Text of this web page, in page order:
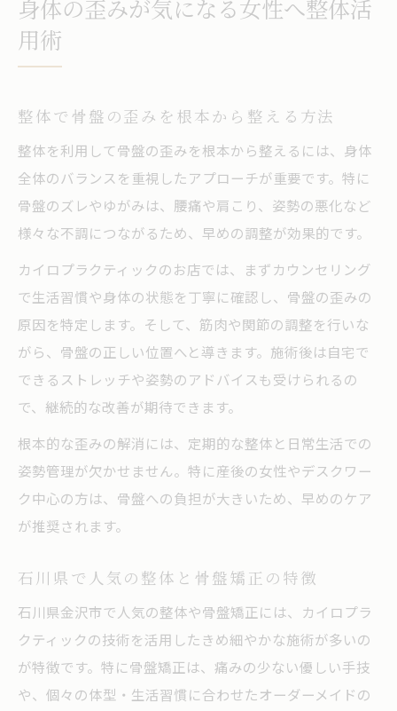
骨盤矯正は整体とセルフケアの組み合わせ
整体の骨盤矯正で美しい姿勢と健康習慣を
手に入れる
骨盤矯正が美容やダイエットに効果的な理
由
整体とカイロプラクティックの違いと選び
方
整体骨盤ケアで身体の歪みを改善するコツ
整体と骨盤矯正で若々しさを保つポイント
産後ケアに整体が選ばれる理由とは
産後の骨盤ケアに整体が推奨されるわけ
整体による産後骨盤矯正の方法と効果
石川県で整体を選ぶときの産後ケアポイン
ト
整体とストレッチで産後の身体を整える秘
訣
理由
整体で骨盤を整えるメリット徹底解説
身体の歪みが気になる女性へ整体活
用術
整体で骨盤の歪みを根本から整える方法
整体を利用して骨盤の歪みを根本から整えるには、身体
全体のバランスを重視したアプローチが重要です。特に
骨盤のズレやゆがみは、腰痛や肩こり、姿勢の悪化など
様々な不調につながるため、早めの調整が効果的です。
カイロプラクティックのお店では、まずカウンセリング
で生活習慣や身体の状態を丁寧に確認し、骨盤の歪みの
原因を特定します。そして、筋肉や関節の調整を行いな
がら、骨盤の正しい位置へと導きます。施術後は自宅で
できるストレッチや姿勢のアドバイスも受けられるの
で、継続的な改善が期待できます。
根本的な歪みの解消には、定期的な整体と日常生活での
姿勢管理が欠かせません。特に産後の女性やデスクワー
ク中心の方は、骨盤への負担が大きいため、早めのケア
が推奨されます。
石川県で人気の整体と骨盤矯正の特徴
石川県金沢市で人気の整体や骨盤矯正には、カイロプラ
クティックの技術を活用したきめ細やかな施術が多いの
が特徴です。特に骨盤矯正は、痛みの少ない優しい手技
や、個々の体型・生活習慣に合わせたオーダーメイドの